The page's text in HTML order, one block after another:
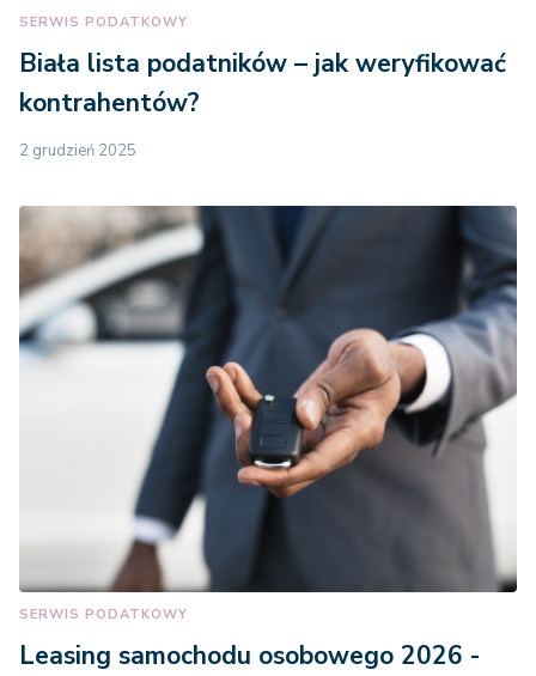
SERWIS PODATKOWY
Biała lista podatników – jak weryfikować
kontrahentów?
2 grudzień 2025
SERWIS PODATKOWY
Leasing samochodu osobowego 2026 -